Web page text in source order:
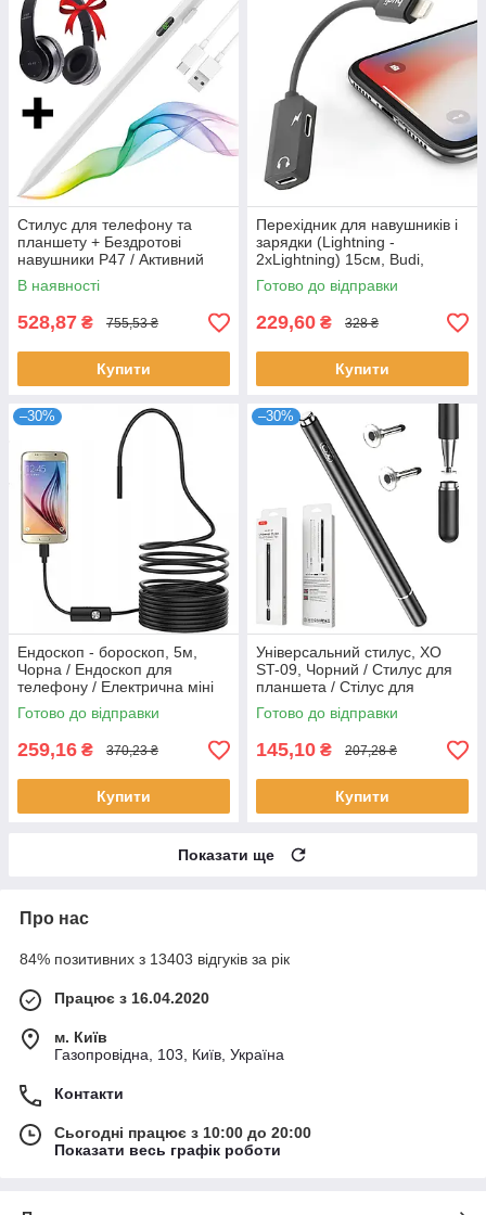
Стилус для телефону та
планшету + Бездротові
навушники P47 / Активний
стилус-ручка для малювання
В наявності
528,87 ₴ 755,53 ₴
Купити
Перехідник для навушників і
зарядки (Lightning -
2хLightning) 15см, Budi,
Чорний / Адаптер для
навушників айфон
Готово до відправки
229,60 ₴ 328 ₴
Купити
–30%
Ендоскоп - бороскоп, 5м,
Чорна / Ендоскоп для
телефону / Електрична міні
камера / Камера ендоскоп /
Бороскоп
Готово до відправки
259,16 ₴ 370,23 ₴
Купити
–30%
Універсальний стилус, XO
ST-09, Чорний / Стилус для
планшета / Стілус для
телефону
Готово до відправки
145,10 ₴ 207,28 ₴
Купити
Показати ще
Про нас
84% позитивних з 13403 відгуків за рік
Працює з 16.04.2020
м. Київ
Газопровідна, 103, Київ, Україна
Контакти
Сьогодні працює з 10:00 до 20:00
Показати весь графік роботи